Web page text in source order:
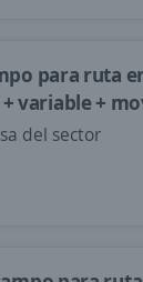
para ruta
variable +
del sector